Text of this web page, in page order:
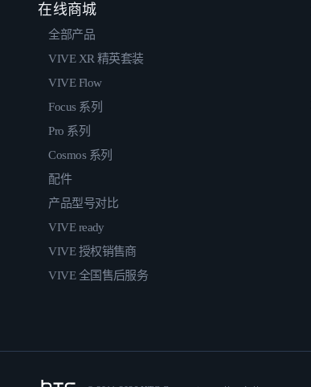
在线商城
全部产品
VIVE XR 精英套装
VIVE Flow
Focus 系列
Pro 系列
Cosmos 系列
配件
产品型号对比
VIVE ready
VIVE 授权销售商
VIVE 全国售后服务